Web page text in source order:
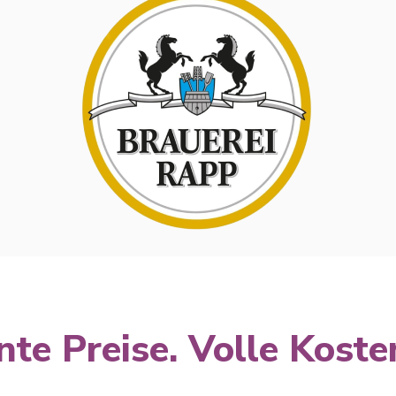
Preise. Volle